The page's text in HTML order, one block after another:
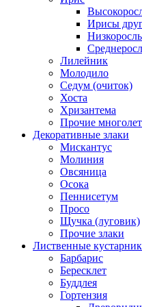
Ирисы
Лилейник
Молодило
Седум (очиток)
Хоста
Хризантема
Прочие
Декоративные злаки
Мискантус
Молиния
Овсяница
Осока
Пеннисетум
Просо
Щучка (луговик)
Прочие злаки
Лиственные
Барбарис
Бересклет
Буддлея
Гортензия